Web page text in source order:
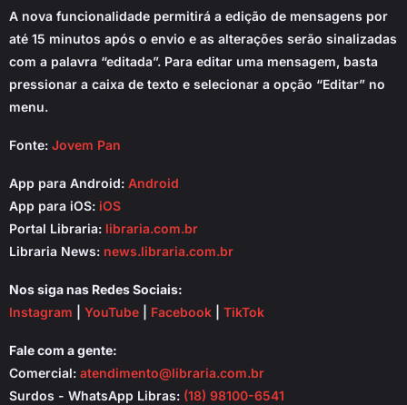
A nova funcionalidade permitirá a edição de mensagens por
até 15 minutos após o envio e as alterações serão sinalizadas
com a palavra “editada”. Para editar uma mensagem, basta
pressionar a caixa de texto e selecionar a opção “Editar” no
menu.
Fonte: Jovem Pan
App para Android: Android
App para iOS: iOS
Portal Libraria: libraria.com.br
Libraria News: news.libraria.com.br
Nos siga nas Redes Sociais:
Instagram
YouTube Facebook TikTok
Fale com a gente:
Comercial: atendimento@libraria.com.br
Surdos - WhatsApp Libras: (18) 98100-6541